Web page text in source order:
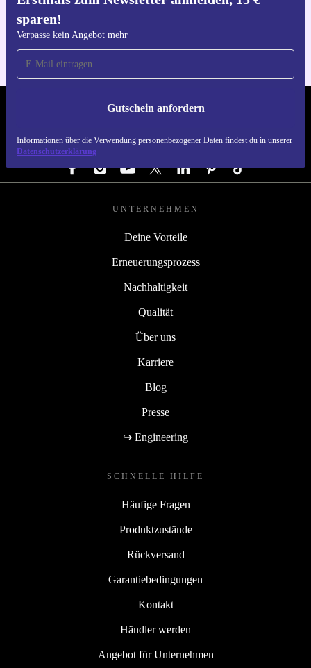
sparen!
Verpasse kein Angebot mehr
Gutschein anfordern
Informationen über die Verwendung personenbezogener Daten findest du in unserer
Datenschutzerklärung
Hol dir die refurbed-App
REFURBED DEUTSCHLAND - RETHINK NEW.
FOLGE UNS
UNTERNEHMEN
Deine Vorteile
Erneuerungsprozess
Nachhaltigkeit
Qualität
Über uns
Karriere
Blog
Presse
↪ Engineering
SCHNELLE HILFE
Häufige Fragen
Produktzustände
Rückversand
Garantiebedingungen
Kontakt
Händler werden
Angebot für Unternehmen